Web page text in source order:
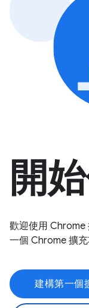
開
歡迎使用 Chrome
一個 Chrome 擴充
建構第一個